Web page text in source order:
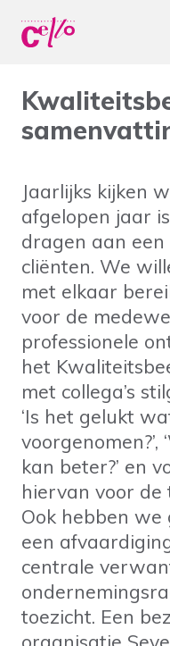
Voor ouders &
Voor verwijzers
Over Cello
werkenbijcello.nl
contact
Waar
Veelgebruikte
Woonvormen
Jaarlijks kijken
afgelopen jaar
dragen aan een
cliënten. We
met elkaar
voor de
professionele
het
met collega’s
‘Is het gelukt
voorgenomen?’,
kan beter?’ en
hiervan voor de
Ook hebben we
een
centrale
toezicht. Een